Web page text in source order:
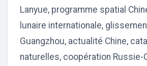
Lanyue, programme spatial
lunaire internationale,
Guangzhou, actualité Chine,
naturelles, coopération Russie-